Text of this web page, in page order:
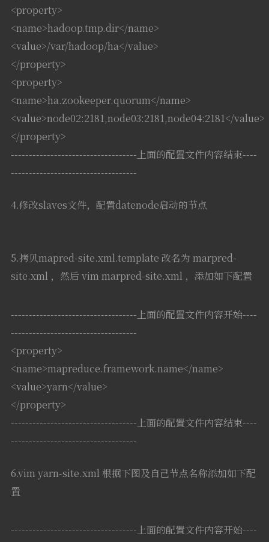
<property>
<name>hadoop.tmp.dir</name>
<value>/var/hadoop/ha</value>
</property>
<property>
<name>ha.zookeeper.quorum</name>
<value>node02:2181,node03:2181,node04:2181</value>
</property>
-----------------------------------上面的配置文件内容结束----
-----------------------------------
4.修改slaves文件，配置datenode启动的节点
5.拷贝mapred-site.xml.template 改名为 marpred-
site.xml ，然后 vim marpred-site.xml ，添加如下配置
-----------------------------------上面的配置文件内容开始----
-----------------------------------
<property>
<name>mapreduce.framework.name</name>
<value>yarn</value>
</property>
-----------------------------------上面的配置文件内容结束----
-----------------------------------
6.vim yarn-site.xml 根据下图及自己节点名称添加如下配
置
-----------------------------------上面的配置文件内容开始----